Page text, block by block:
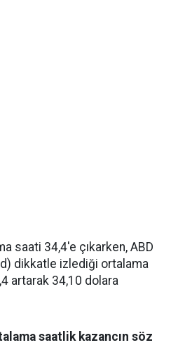
saati 34,4'e çıkarken, ABD
dikkatle izlediği ortalama
artarak 34,10 dolara
saatlik kazancın söz